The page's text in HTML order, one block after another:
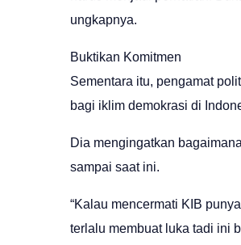
ungkapnya.
Buktikan Komitmen
Sementara itu, pengamat
bagi iklim demokrasi di
Dia mengingatkan
sampai saat ini.
“Kalau mencermati KIB
terlalu membuat luka tadi ini